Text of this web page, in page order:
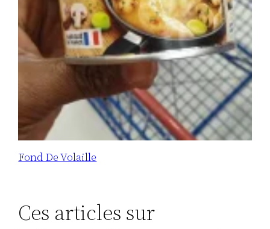
Fond De Volaille
Ces articles sur